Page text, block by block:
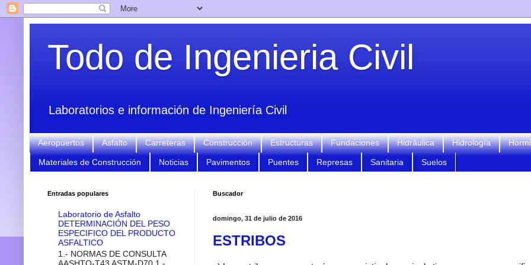
Todo de Ingenieria Civil
Laboratorios e información de Ingeniería Civil
Aeropuertos Asfalto Carreteras Construcción Estructuras Fundaciones Hidráulica Hidrología
Materiales de Construcción Noticias Pavimentos Puentes Represas Sanitaria Suelos
Buscador
domingo, 31 de julio de 2016
ESTRIBOS
Entradas populares
Laboratorio de Asfalto
DETERMINACIÓN DEL PESO
ESPECIFICO DEL PRODUCTO
ASFALTICO
1.- NORMAS DE CONSULTA